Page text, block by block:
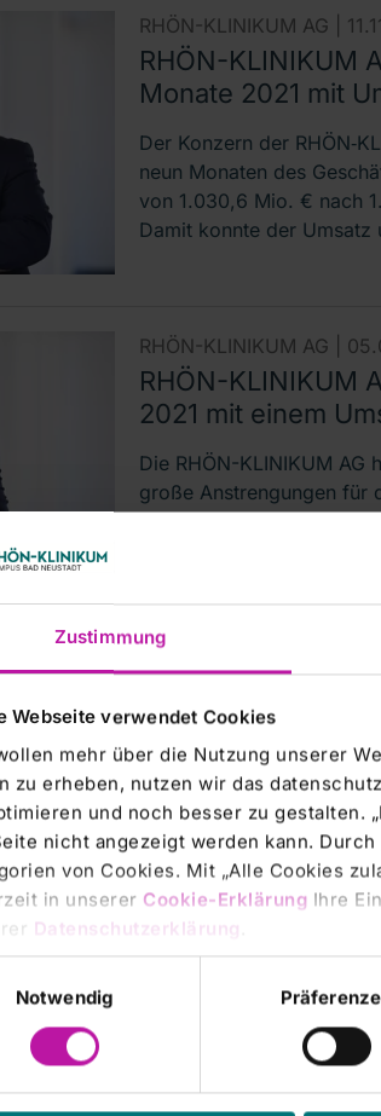
Zustimmung
Webseite verwendet Cookies
mehr über die Nutzung unserer
zu erheben, nutzen wir das
und noch besser zu gestalten.
nicht angezeigt werden kann.
von Cookies. Mit „Alle Cookies
in unserer Cookie-Erklärung Ihre
Datenschutzerklärung
Notwendig
RHÖN-KLINIKUM AG |
RHÖN-KLINIKUM
Monate 2021 mit
Der Konzern der
neun Monaten des
von 1.030,6 Mio. € nach
Damit konnte der Umsatz
RHÖN-KLINIKUM AG |
RHÖN-KLINIKUM
2021 mit einem
Die RHÖN-KLINIKUM AG
große Anstrengungen für
Pandemie unternommen.
RHÖN-KLINIKUM AG |
RHÖN-KLINIKUM
gesetzlichen
Nachdem schon vor
nach Presseberichten
zur gesetzlichen
um deren Defizite
RHÖN-KLINIKUM AG |
33. Ordentliche
KLINIKUM AG